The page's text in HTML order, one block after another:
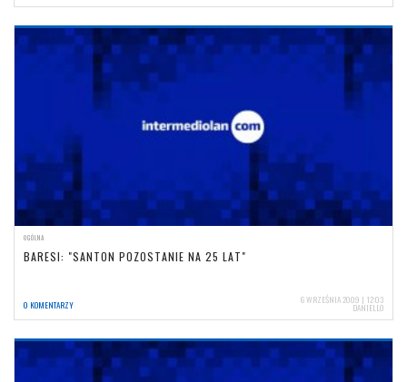
OGÓLNA
BARESI: "SANTON POZOSTANIE NA 25 LAT"
0 KOMENTARZY 6 WRZEŚNIA 2009 | 12:03
DANIELLO